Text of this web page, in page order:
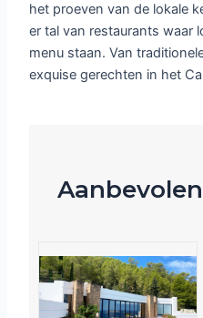
het proeven van de lokale
er tal van restaurants waar
menu staan. Van
exquise gerechten in het